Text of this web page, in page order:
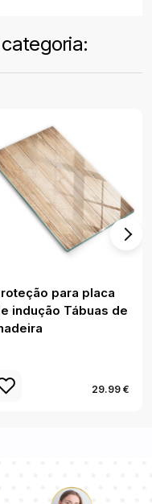
para placa
indução Tábuas de
29.99 €